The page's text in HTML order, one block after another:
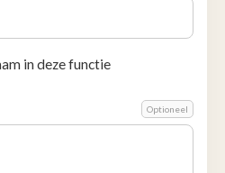
in deze functie
Optioneel